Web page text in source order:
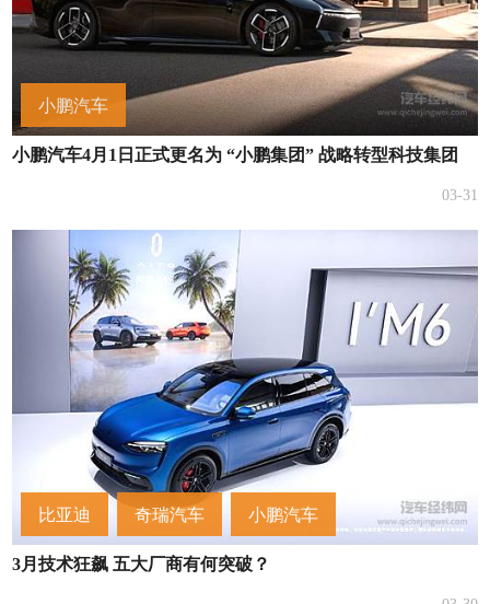
小鹏汽车
小鹏汽车4月1日正式更名为 “小鹏集团” 战略转型科技集团
03-31
比亚迪 奇瑞汽车 小鹏汽车
3月​技术狂飙 五大厂商有何突破？